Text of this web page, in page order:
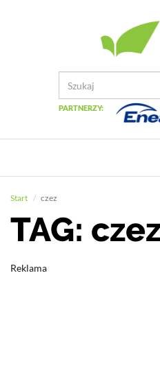
PARTNERZY:
Start czez
TAG:
Reklama